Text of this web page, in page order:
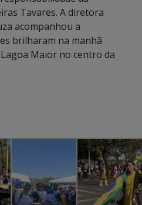
Tavares. A diretora
acompanhou a
brilharam na manhã
Maior no centro da